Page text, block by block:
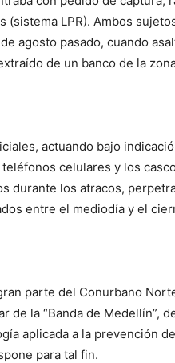
(sistema LPR). Ambos
agosto pasado, cuando
de un banco de la
actuando bajo
celulares y los
durante los atracos,
entre el mediodía y el
parte del Conurbano
de la “Banda de Medellín”,
aplicada a la prevención
para tal fin.